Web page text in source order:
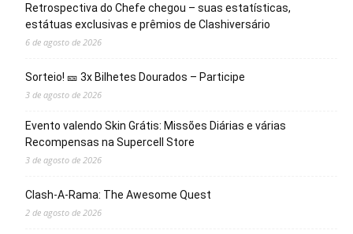
Retrospectiva do Chefe chegou – suas estatísticas,
estátuas exclusivas e prêmios de Clashiversário
6 de agosto de 2026
Sorteio! 🎫 3x Bilhetes Dourados – Participe
3 de agosto de 2026
Evento valendo Skin Grátis: Missões Diárias e várias
Recompensas na Supercell Store
3 de agosto de 2026
Clash-A-Rama: The Awesome Quest
2 de agosto de 2026